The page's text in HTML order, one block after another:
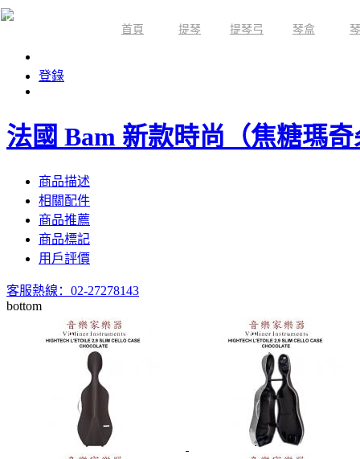
首頁 提琴 提琴弓 琴盒
登錄
法國 Bam 新款時尚（焦糖瑪
商品描述
相關配件
商品推薦
商品標記
用戶評價
客服熱線：02-27278143
bottom